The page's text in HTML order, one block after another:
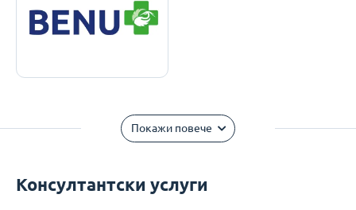
Покажи повече
Консултантски услуги